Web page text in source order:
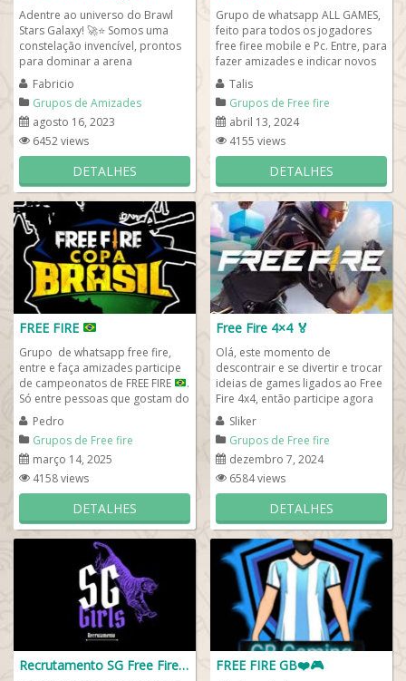
Adentre ao universo do Brawl
Stars Galaxy! 🚀⭐ Somos uma
constelação invencível, prontos
para dominar a arena
intergaláctica. Junte-se a nós
para...
Fabricio
Grupos de Amizades
agosto 16, 2023
6452 views
DETALHES
Grupo de whatsapp ALL GAMES,
feito para todos os jogadores
free firee mobile e Pc. Entre, para
fazer amizades e indicar novos
jogos que goste, caso tenha...
Talis
Grupos de Free fire
abril 13, 2024
4155 views
DETALHES
FREE FIRE
Grupo de whatsapp free fire,
entre e faça amizades participe
de campeonatos de FREE FIRE
.
Só entre pessoas que gostam do
game Free Fire no...
Pedro
Grupos de Free fire
março 14, 2025
4158 views
DETALHES
Free Fire 4×4 🏅
Olá, este momento de
descontrair e se divertir e trocar
ideias de games ligados ao Free
Fire 4x4, então participe agora
mesmo do nosso grupo de
whatsapp free...
Sliker
Grupos de Free fire
dezembro 7, 2024
6584 views
DETALHES
Recrutamento SG Free Fire💜 FREE FIRE GB❤️🎮